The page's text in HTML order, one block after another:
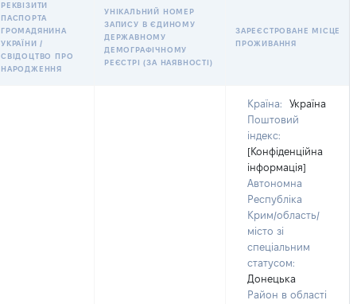
РЕКВІЗИТИ
ПАСПОРТА
ГРОМАДЯНИНА
УКРАЇНИ /
СВІДОЦТВО ПРО
НАРОДЖЕННЯ
УНІКАЛЬНИЙ НОМЕР
ЗАПИСУ В ЄДИНОМУ
ДЕРЖАВНОМУ
ДЕМОГРАФІЧНОМУ
РЕЄСТРІ (ЗА НАЯВНОСТІ)
ЗАРЕЄСТРОВАНЕ МІСЦЕ
ПРОЖИВАННЯ
Країна:
Україна
Поштовий
індекс:
[Конфіденційна
інформація]
Автономна
Республіка
Крим/область/
місто зі
спеціальним
статусом:
Донецька
Район в області